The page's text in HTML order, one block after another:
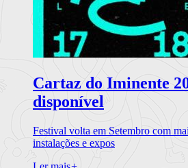
Cartaz do Iminente
disponível
Festival volta em Setembro com
instalações e expos